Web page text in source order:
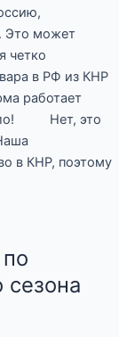
Это может
четко
в РФ из КНР
работает
Нет, это
в КНР, поэтому
сезона